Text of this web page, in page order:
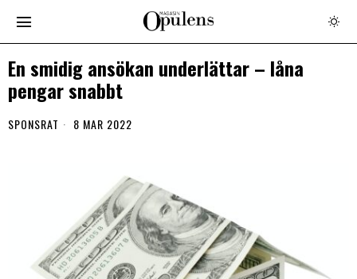
En smidig ansökan underlättar – låna
pengar snabbt
SPONSRAT 8 MAR 2022